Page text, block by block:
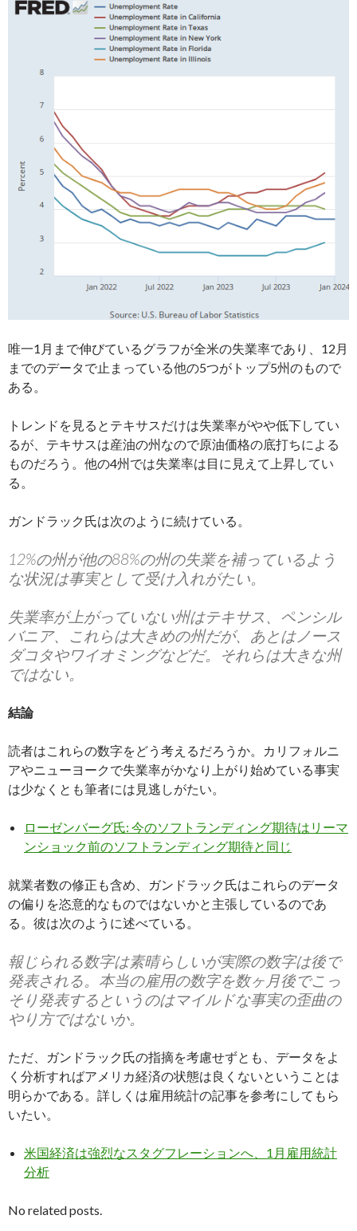
唯一1月まで伸びているグラフが全米の失業率であり、12月
までのデータで止まっている他の5つがトップ5州のもので
ある。
トレンドを見るとテキサスだけは失業率がやや低下してい
るが、テキサスは産油の州なので原油価格の底打ちによる
ものだろう。他の4州では失業率は目に見えて上昇してい
る。
ガンドラック氏は次のように続けている。
12%の州が他の88%の州の失業を補っているよう
な状況は事実として受け入れがたい。
失業率が上がっていない州はテキサス、ペンシル
バニア、これらは大きめの州だが、あとはノース
ダコタやワイオミングなどだ。それらは大きな州
ではない。
結論
読者はこれらの数字をどう考えるだろうか。カリフォルニ
アやニューヨークで失業率がかなり上がり始めている事実
は少なくとも筆者には見逃しがたい。
ローゼンバーグ氏: 今のソフトランディング期待はリーマ
ンショック前のソフトランディング期待と同じ
就業者数の修正も含め、ガンドラック氏はこれらのデータ
の偏りを恣意的なものではないかと主張しているのであ
る。彼は次のように述べている。
報じられる数字は素晴らしいが実際の数字は後で
発表される。本当の雇用の数字を数ヶ月後でこっ
そり発表するというのはマイルドな事実の歪曲の
やり方ではないか。
ただ、ガンドラック氏の指摘を考慮せずとも、データをよ
く分析すればアメリカ経済の状態は良くないということは
明らかである。詳しくは雇用統計の記事を参考にしてもら
いたい。
米国経済は強烈なスタグフレーションへ、1月雇用統計
分析
No related posts.